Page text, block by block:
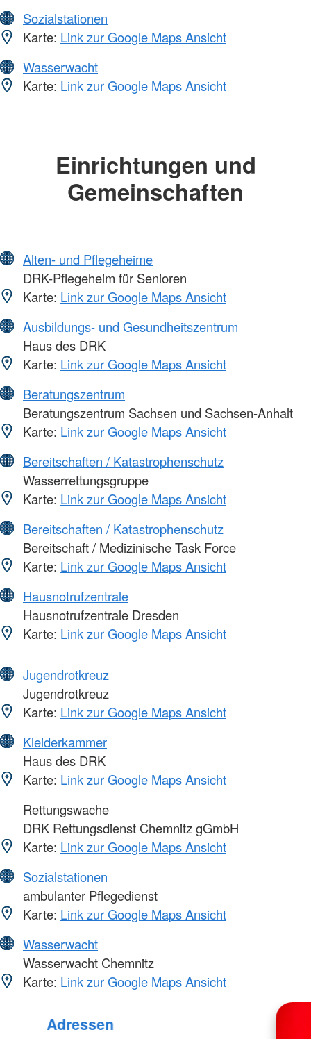
Sozialstationen
Karte: Link zur Google Maps Ansicht
Wasserwacht
Karte: Link zur Google Maps Ansicht
Einrichtungen und
Gemeinschaften
Alten- und Pflegeheime
DRK-Pflegeheim für Senioren
Karte: Link zur Google Maps Ansicht
Ausbildungs- und Gesundheitszentrum
Haus des DRK
Karte: Link zur Google Maps Ansicht
Beratungszentrum
Beratungszentrum Sachsen und Sachsen-Anhalt
Karte: Link zur Google Maps Ansicht
Bereitschaften / Katastrophenschutz
Wasserrettungsgruppe
Karte: Link zur Google Maps Ansicht
Bereitschaften / Katastrophenschutz
Bereitschaft / Medizinische Task Force
Karte: Link zur Google Maps Ansicht
Hausnotrufzentrale
Hausnotrufzentrale Dresden
Karte: Link zur Google Maps Ansicht
Jugendrotkreuz
Jugendrotkreuz
Karte: Link zur Google Maps Ansicht
Kleiderkammer
Haus des DRK
Karte: Link zur Google Maps Ansicht
Rettungswache
DRK Rettungsdienst Chemnitz gGmbH
Karte: Link zur Google Maps Ansicht
Sozialstationen
ambulanter Pflegedienst
Karte: Link zur Google Maps Ansicht
Wasserwacht
Wasserwacht Chemnitz
Karte: Link zur Google Maps Ansicht
Adressen